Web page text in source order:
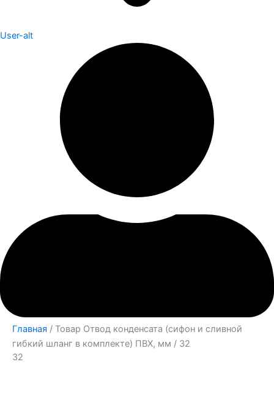
User-alt
Главная / Товар Отвод конденсата (сифон и сливной
гибкий шланг в комплекте) ПВХ, мм / 32
32